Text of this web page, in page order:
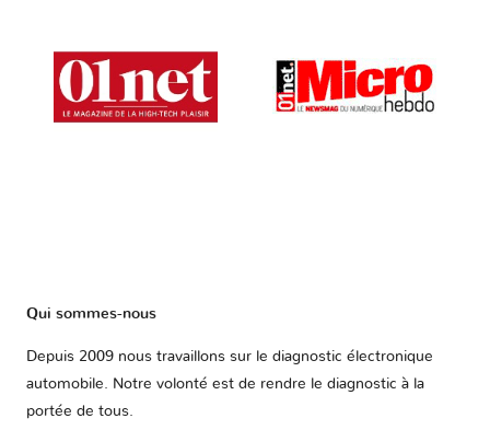
Qui sommes-nous
Depuis 2009 nous travaillons sur le diagnostic électronique
automobile. Notre volonté est de rendre le diagnostic à la
portée de tous.